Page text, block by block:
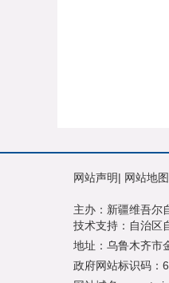
网站声明| 网站地图
主办：新疆维吾尔
技术支持：自治区
地址：乌鲁木齐市
政府网站标识码：